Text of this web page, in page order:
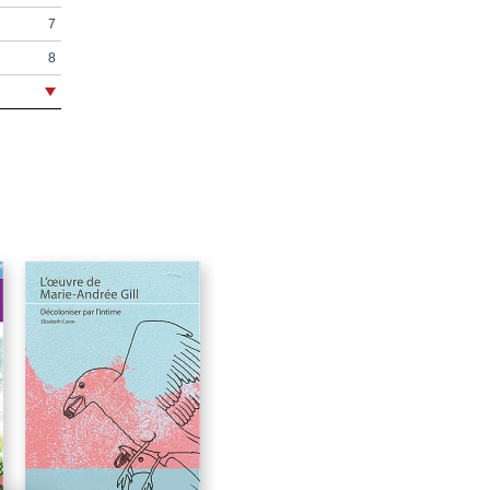
7
8
9
18
21
22
28
33
37
42